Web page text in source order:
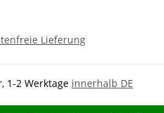
Lieferung
1-2 Werktage innerhalb DE